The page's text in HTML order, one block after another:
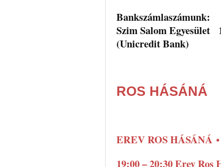
Bankszámlaszámunk:
Szim Salom Egyesület
(Unicredit Bank)
ROS HÁSÁNÁ
EREV ROS HÁSÁNÁ
19:00 – 20:30 Erev Ros